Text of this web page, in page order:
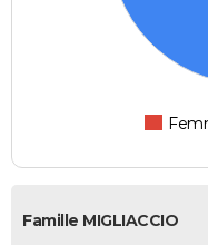
Famille MIGLIACCIO